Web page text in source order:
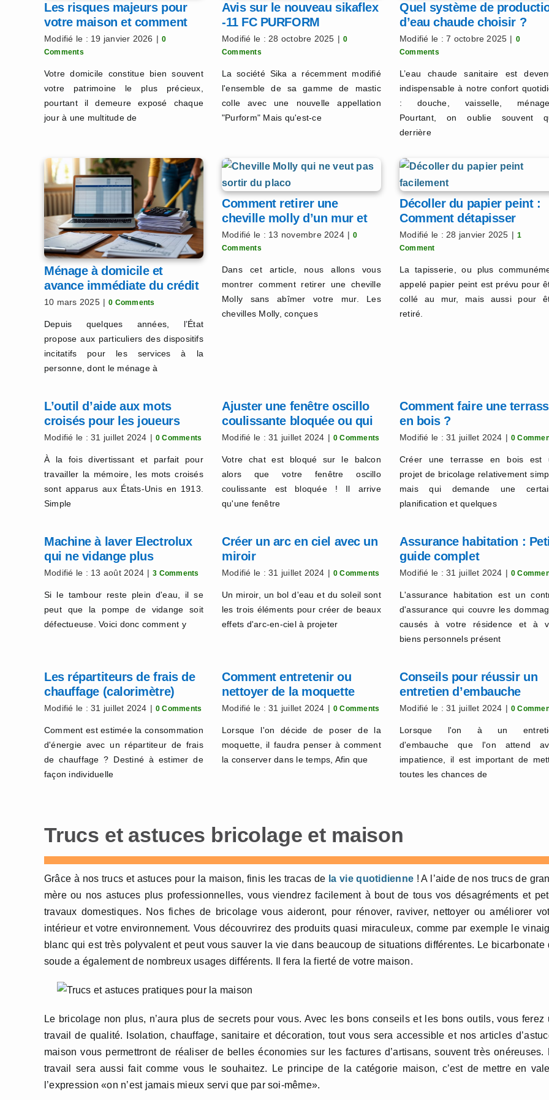
Les risques majeurs pour
votre maison et comment
les prévenir ?
Modifié le : 19 janvier 2026 | 0
Comments
Votre domicile constitue bien souvent
votre patrimoine le plus précieux,
pourtant il demeure exposé chaque
jour à une multitude de
Avis sur le nouveau sikaflex
-11 FC PURFORM
Modifié le : 28 octobre 2025 | 0
Comments
La société Sika a récemment modifié
l'ensemble de sa gamme de mastic
colle avec une nouvelle appellation
"Purform" Mais qu'est-ce
Quel système de
d’eau chaude choisir ?
Modifié le : 7 octobre 2025 | 0
Comments
L’eau chaude sanitaire est
indispensable à notre confort
: douche, vaisselle,
Pourtant, on oublie souvent
derrière
Ménage à domicile et
avance immédiate du crédit
d’impôt
10 mars 2025 | 0 Comments
Depuis quelques années, l’État
propose aux particuliers des dispositifs
incitatifs pour les services à la
personne, dont le ménage à
Comment retirer une
cheville molly d’un mur et
proprement ?
Modifié le : 13 novembre 2024 | 0
Comments
Dans cet article, nous allons vous
montrer comment retirer une cheville
Molly sans abîmer votre mur. Les
chevilles Molly, conçues
Décoller du papier peint :
Comment détapisser
proprement
Modifié le : 28 janvier 2025 | 1
Comment
La tapisserie, ou plus
appelé papier peint est prévu pour
collé au mur, mais aussi pour
retiré.
L’outil d’aide aux mots
croisés pour les joueurs
Modifié le : 31 juillet 2024 | 0 Comments
À la fois divertissant et parfait pour
travailler la mémoire, les mots croisés
sont apparus aux États-Unis en 1913.
Simple
Ajuster une fenêtre oscillo
coulissante bloquée ou qui
ferme mal
Modifié le : 31 juillet 2024 | 0 Comments
Votre chat est bloqué sur le balcon
alors que votre fenêtre oscillo
coulissante est bloquée ! Il arrive
qu'une fenêtre
Comment faire une
en bois ?
Modifié le : 31 juillet 2024 | 0
Créer une terrasse en bois est
projet de bricolage relativement
mais qui demande une
planification et quelques
Machine à laver Electrolux
qui ne vidange plus
Modifié le : 13 août 2024 | 3 Comments
Si le tambour reste plein d'eau, il se
peut que la pompe de vidange soit
défectueuse. Voici donc comment y
Créer un arc en ciel avec un
miroir
Modifié le : 31 juillet 2024 | 0 Comments
Un miroir, un bol d'eau et du soleil sont
les trois éléments pour créer de beaux
effets d'arc-en-ciel à projeter
Assurance habitation :
guide complet
Modifié le : 31 juillet 2024 | 0
L'assurance habitation est un
d'assurance qui couvre les
causés à votre résidence et à
biens personnels présent
Les répartiteurs de frais de
chauffage (calorimètre)
Modifié le : 31 juillet 2024 | 0 Comments
Comment est estimée la consommation
d'énergie avec un répartiteur de frais
de chauffage ? Destiné à estimer de
façon individuelle
Comment entretenir ou
nettoyer de la moquette
Modifié le : 31 juillet 2024 | 0 Comments
Lorsque l'on décide de poser de la
moquette, il faudra penser à comment
la conserver dans le temps, Afin que
Conseils pour réussir un
entretien d’embauche
Modifié le : 31 juillet 2024 | 0
Lorsque l'on à un
d'embauche que l'on attend
impatience, il est important de
toutes les chances de
Trucs et astuces bricolage et maison
Grâce à nos trucs et astuces pour la maison, finis les tracas de la vie quotidienne ! A l’aide de nos trucs de
mère ou nos astuces plus professionnelles, vous viendrez facilement à bout de tous vos désagréments et
travaux domestiques. Nos fiches de bricolage vous aideront, pour rénover, raviver, nettoyer ou améliorer
intérieur et votre environnement. Vous découvrirez des produits quasi miraculeux, comme par exemple le
blanc qui est très polyvalent et peut vous sauver la vie dans beaucoup de situations différentes. Le bicarbonate
soude a également de nombreux usages différents. Il fera la fierté de votre maison.
Le bricolage non plus, n’aura plus de secrets pour vous. Avec les bons conseils et les bons outils, vous ferez
travail de qualité. Isolation, chauffage, sanitaire et décoration, tout vous sera accessible et nos articles
maison vous permettront de réaliser de belles économies sur les factures d’artisans, souvent très onéreuses.
travail sera aussi fait comme vous le souhaitez. Le principe de la catégorie maison, c’est de mettre en
l’expression «on n’est jamais mieux servi que par soi-même».